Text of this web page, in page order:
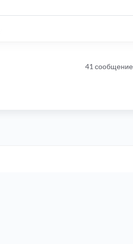
41 сообщение